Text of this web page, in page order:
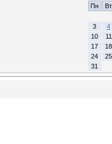
Пн
Вт
3
4
10
11
17
18
24
25
31